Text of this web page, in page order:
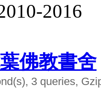
2016
佛教書舍
3 queries,